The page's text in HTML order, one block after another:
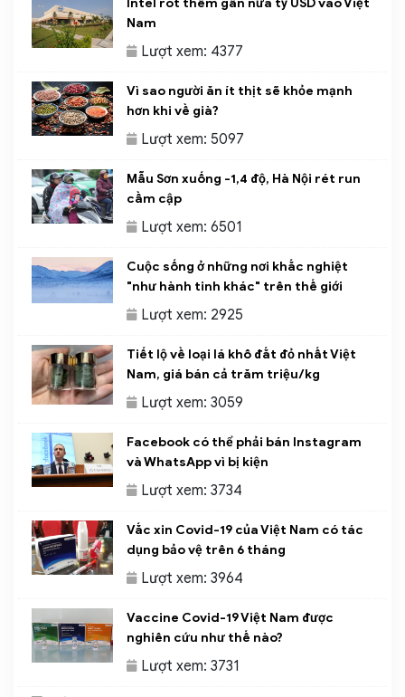
Intel rót thêm gần nửa tỷ USD vào Việt
Nam
Lượt xem: 4377
Vì sao người ăn ít thịt sẽ khỏe mạnh
hơn khi về già?
Lượt xem: 5097
Mẫu Sơn xuống -1,4 độ, Hà Nội rét run
cầm cập
Lượt xem: 6501
Cuộc sống ở những nơi khắc nghiệt
"như hành tinh khác" trên thế giới
Lượt xem: 2925
Tiết lộ về loại lá khô đắt đỏ nhất Việt
Nam, giá bán cả trăm triệu/kg
Lượt xem: 3059
Facebook có thể phải bán Instagram
và WhatsApp vì bị kiện
Lượt xem: 3734
Vắc xin Covid-19 của Việt Nam có tác
dụng bảo vệ trên 6 tháng
Lượt xem: 3964
Vaccine Covid-19 Việt Nam được
nghiên cứu như thế nào?
Lượt xem: 3731